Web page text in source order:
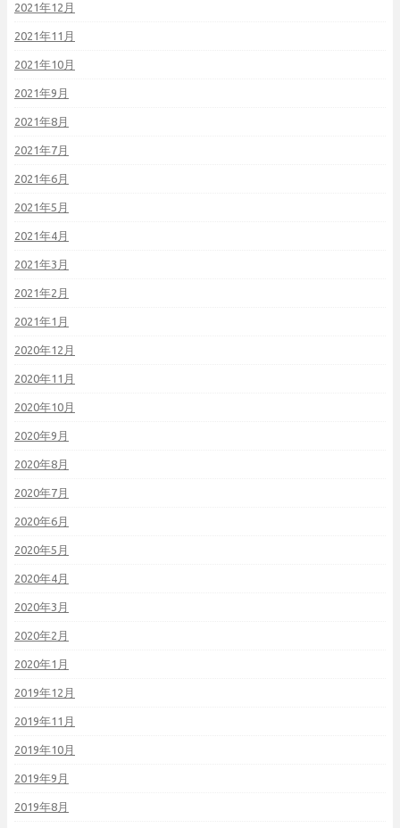
2021年12月
2021年11月
2021年10月
2021年9月
2021年8月
2021年7月
2021年6月
2021年5月
2021年4月
2021年3月
2021年2月
2021年1月
2020年12月
2020年11月
2020年10月
2020年9月
2020年8月
2020年7月
2020年6月
2020年5月
2020年4月
2020年3月
2020年2月
2020年1月
2019年12月
2019年11月
2019年10月
2019年9月
2019年8月